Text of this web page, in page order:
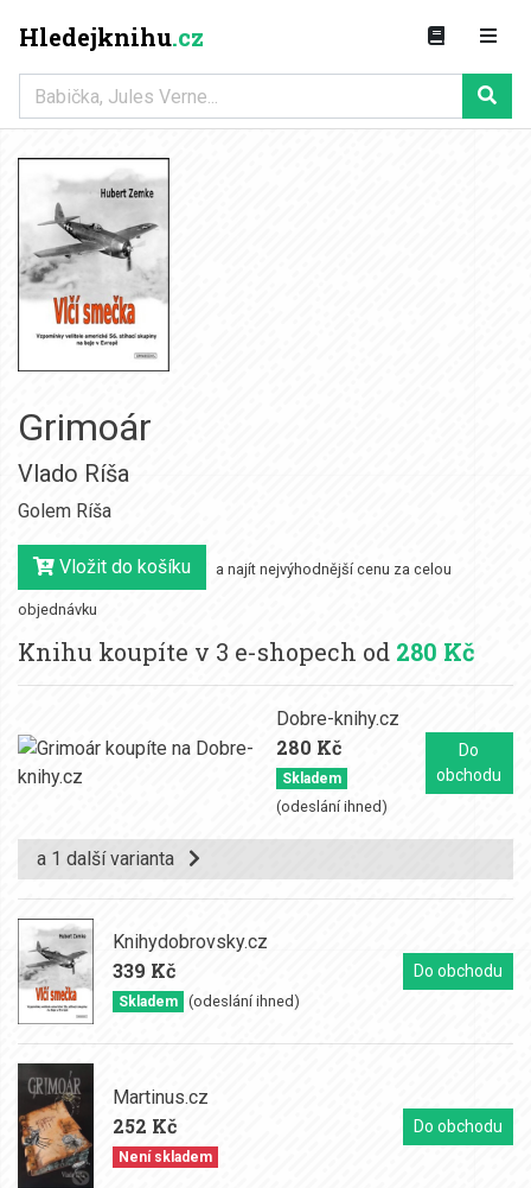
Hledejknihu.cz
Grimoár
Vlado Ríša
Golem Ríša
Vložit do košíku a najít nejvýhodnější cenu za celou
objednávku
Knihu koupíte v 3 e-shopech od 280 Kč
Dobre-knihy.cz
280 Kč
Skladem
(odeslání ihned)
Do
obchodu
a 1 další varianta
Knihydobrovsky.cz
339 Kč
Skladem (odeslání ihned)
Do obchodu
Martinus.cz
252 Kč
Není skladem
Do obchodu